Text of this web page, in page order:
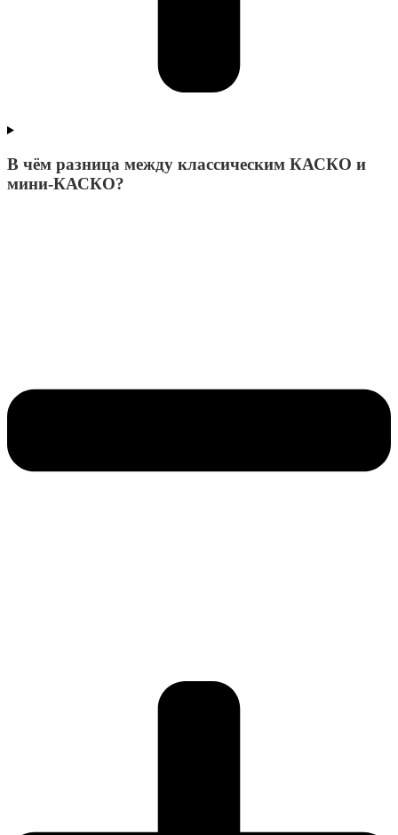
В чём разница между классическим КАСКО и
мини-КАСКО?